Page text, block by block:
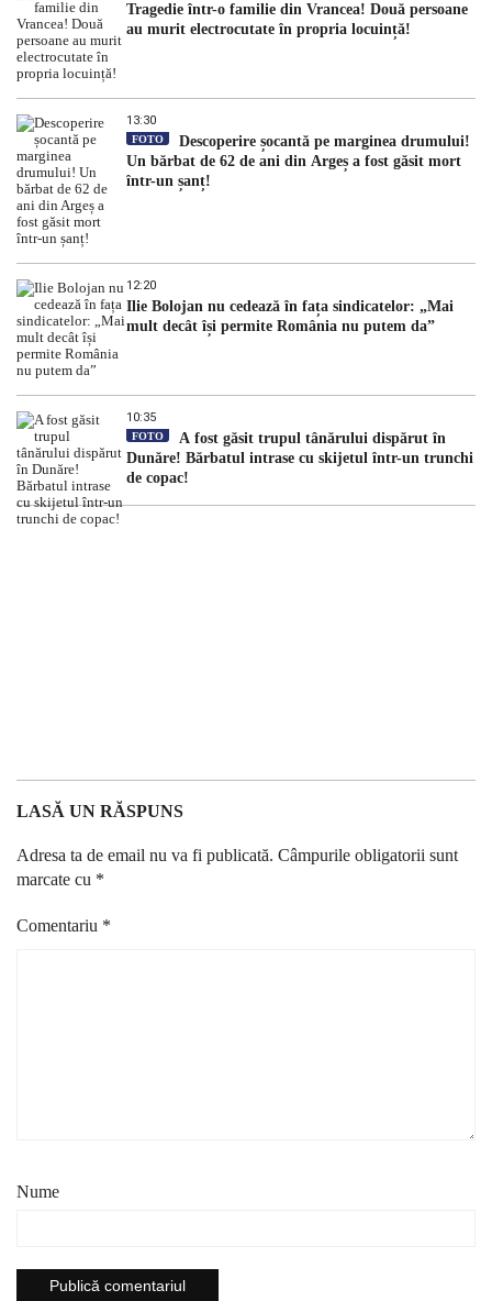
Tragedie într-o familie din Vrancea! Două persoane
au murit electrocutate în propria locuință!
13:30
FOTO
Descoperire șocantă pe marginea drumului!
Un bărbat de 62 de ani din Argeș a fost găsit mort
într-un șanț!
12:20
Ilie Bolojan nu cedează în fața sindicatelor: „Mai
mult decât își permite România nu putem da”
10:35
FOTO
A fost găsit trupul tânărului dispărut în
Dunăre! Bărbatul intrase cu skijetul într-un trunchi
de copac!
LASĂ UN RĂSPUNS
Adresa ta de email nu va fi publicată. Câmpurile obligatorii sunt
marcate cu *
Comentariu *
Nume